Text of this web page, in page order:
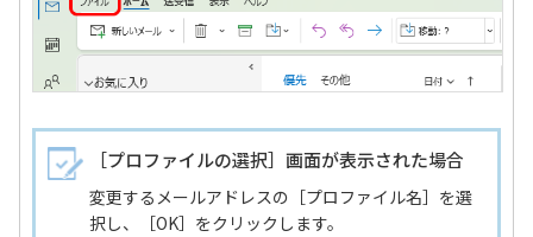
［プロファイルの選択］画面が表示された場合
変更するメールアドレスの［プロファイル名］を選
択し、［OK］をクリックします。